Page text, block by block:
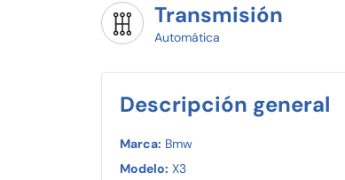
Transmisión
Automática
Descripción general
Marca: Bmw
Modelo: X3